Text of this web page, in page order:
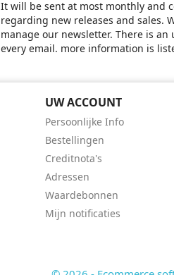
It will be sent at most monthly and
regarding new releases and sales.
manage our newsletter. There is
every email. more information is
UW ACCOUNT
Persoonlijke Info
Bestellingen
Creditnota's
Adressen
Waardebonnen
Mijn notificaties